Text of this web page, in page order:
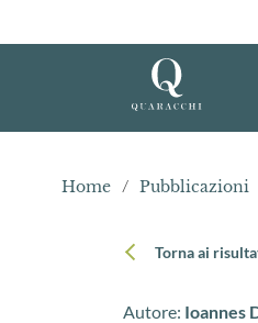
Home / Pubblicazioni
Torna ai
Autore: Ioannes